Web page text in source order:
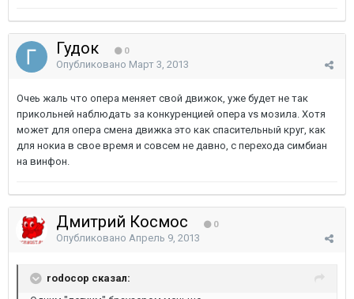
Гудок 0
Опубликовано Март 3, 2013
Очеь жаль что опера меняет свой движок, уже будет не так
прикольней наблюдать за конкуренцией опера vs мозила. Хотя
может для опера смена движка это как спасительный круг, как
для нокиа в свое время и совсем не давно, с перехода симбиан
на винфон.
Дмитрий Космос 0
Опубликовано Апрель 9, 2013
rodocop сказал: